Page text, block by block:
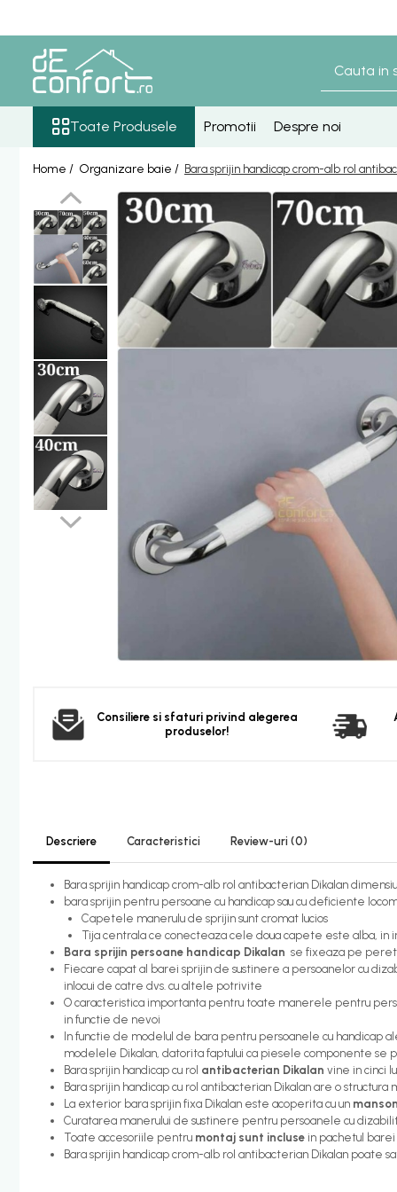
Toate Produsele
Baterii Sanitare
Senzori lavoar - pisoar
Baterie lavoar senzor
Baterie pisoar senzor
Accesorii baterii senzor
Baterii bronz antic
Baterie retro blat
Baterie bronz lavoar
Baterii lavoar
Baterie Bucatarie
Componente Dus
Furtun dus
Para dus
Set dus complet echipat
Suport prindere para dus
Baterie salon
Baterii bideu
Baterii cada-Coloana dus
Dispenser hartie-sapun
Dispensere sapun lichid
Corpuri Iluminat
Incalzire
Calorifere electrice
Uscatoare senzor
Uscatoare de maini
Uscatoare tip Hotel
Instalatii sanitare - termice
Filtre apa
Racorduri alimentare
Robinet coltar
Organizare baie
Accesorii baie cromate
Toate Produsele Promotii Despre noi
Home / Organizare baie / Bara sprijin handicap crom-alb rol
Consiliere si sfaturi privind alegerea
produselor!
Descriere Caracteristici Review-uri (0)
Bara sprijin handicap crom-alb rol antibacterian Dikalan
bara sprijin pentru persoane cu handicap sau cu deficiente
Capetele manerulu de sprijin sunt cromat lucios
Tija centrala ce conecteaza cele doua capete este alba,
Bara sprijin persoane handicap Dikalan se fixeaza pe
Fiecare capat al barei sprijin de sustinere a persoanelor cu
inlocui de catre dvs. cu altele potrivite
O caracteristica importanta pentru toate manerele pentru
in functie de nevoi
In functie de modelul de bara pentru persoanele cu handicap
modelele Dikalan, datorita faptului ca piesele componente
Bara sprijin handicap cu rol antibacterian Dikalan vine in cinci
Bara sprijin handicap cu rol antibacterian Dikalan are o structura
La exterior bara sprijin fixa Dikalan este acoperita cu un
Curatarea manerului de sustinere pentru persoanele cu
Toate accesoriile pentru montaj sunt incluse in pachetul
Bara sprijin handicap crom-alb rol antibacterian Dikalan poate